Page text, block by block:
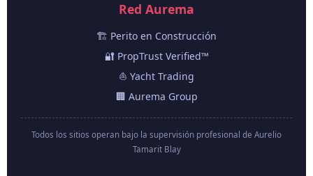
Red Aurema
🏗️ Perito en Construcción
🔐 PropTrust Verified™
⛵ Yacht Trading
🏢 Aurema Group
Todos los sitios operan bajo la supervisión profesional de Aurelio
Tamarit Blay